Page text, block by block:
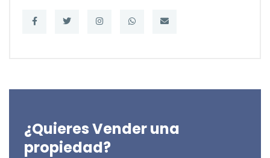
¿Quieres Vender una
propiedad?